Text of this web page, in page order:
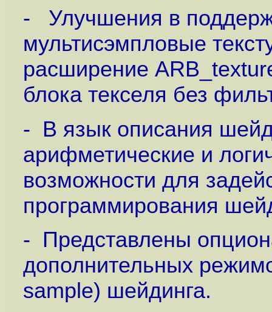
- Улучшения в
мультисэмпловые
расширение
блока текселя без
- В язык описания
арифметические и
возможности для
программирования
- Представлены
дополнительных
sample) шейдинга.